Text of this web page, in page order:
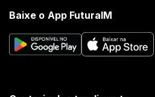
Baixe o App FuturaIM